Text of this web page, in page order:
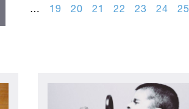
… 19 20 21 22 23 24 25